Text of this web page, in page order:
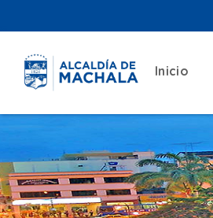
Inicio